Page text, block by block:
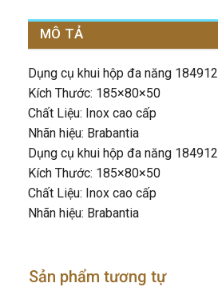
MÔ TẢ
Dụng cụ khui hộp đa năng 184912
Kích Thước: 185×80×50
Chất Liệu: Inox cao cấp
Nhãn hiệu: Brabantia
Dụng cụ khui hộp đa năng 184912
Kích Thước: 185×80×50
Chất Liệu: Inox cao cấp
Nhãn hiệu: Brabantia
Sản phẩm tương tự